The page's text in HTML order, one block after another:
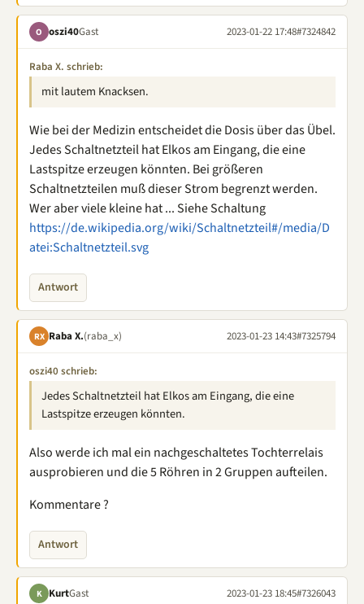
O oszi40Gast 2023-01-22 17:48#7324842
Raba X. schrieb:
mit lautem Knacksen.
Wie bei der Medizin entscheidet die Dosis über das Übel.
Jedes Schaltnetzteil hat Elkos am Eingang, die eine
Lastspitze erzeugen könnten. Bei größeren
Schaltnetzteilen muß dieser Strom begrenzt werden.
Wer aber viele kleine hat ... Siehe Schaltung
https://de.wikipedia.org/wiki/Schaltnetzteil#/media/D
atei:Schaltnetzteil.svg
Antwort
RX Raba X.(raba_x) 2023-01-23 14:43#7325794
oszi40 schrieb:
Jedes Schaltnetzteil hat Elkos am Eingang, die eine
Lastspitze erzeugen könnten.
Also werde ich mal ein nachgeschaltetes Tochterrelais
ausprobieren und die 5 Röhren in 2 Gruppen aufteilen.
Kommentare ?
Antwort
K KurtGast 2023-01-23 18:45#7326043